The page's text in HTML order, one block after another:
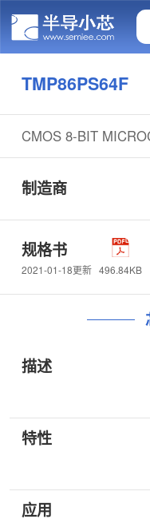
TMP86PS64F
CMOS 8-BIT
制造商
规格书
2021-01-18更新 496.84KB
描述
特性
应用